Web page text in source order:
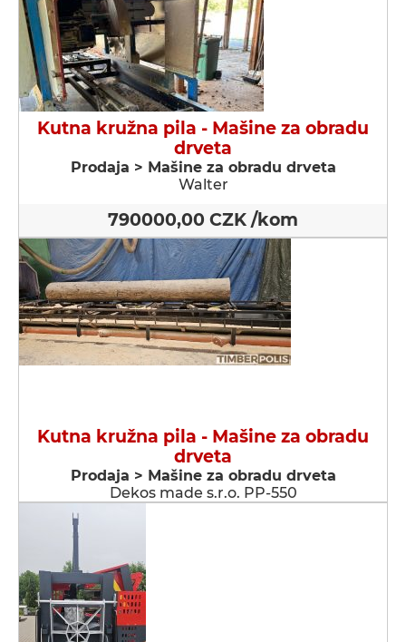
Kutna kružna pila - Мašine za obradu
drveta
Prodaja > Мašine za obradu drveta
Walter
790000,00 CZK /kom
Kutna kružna pila - Мašine za obradu
drveta
Prodaja > Мašine za obradu drveta
Dekos made s.r.o. PP-550